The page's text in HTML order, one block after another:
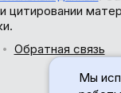
Обратная связь
Мы